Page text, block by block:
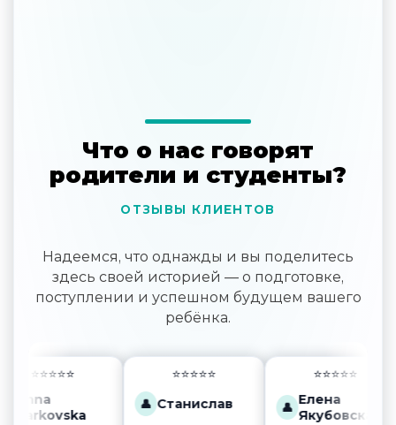
Что о нас говорят
родители и студенты?
ОТЗЫВЫ КЛИЕНТОВ
Надеемся, что однажды и вы поделитесь
здесь своей историей — о подготовке,
поступлении и успешном будущем вашего
ребёнка.
⭐️⭐️⭐️⭐️⭐️
⭐️⭐️⭐️⭐️⭐️
Станислав
⭐️⭐️⭐️⭐️⭐️
Елена
Якубовская